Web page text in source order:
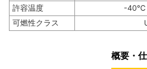
許容温度
-40℃
可燃性クラス
概要・